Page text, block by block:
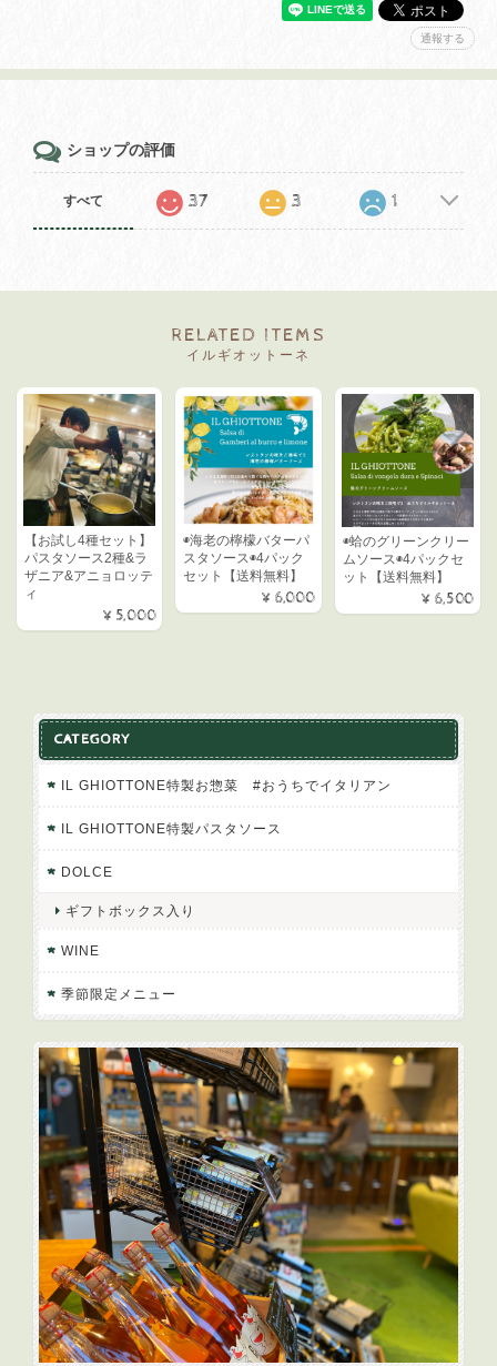
通報する
ショップの評価
すべて 37 3 1
RELATED ITEMS
イルギオットーネ
【お試し4種セット】
パスタソース2種&ラ
ザニア&アニョロッテ
ィ
¥5,000
◉海老の檸檬バターパ
スタソース◉4パック
セット【送料無料】
¥6,000
◉蛤のグリーンクリー
ムソース◉4パックセ
ット【送料無料】
¥6,500
CATEGORY
IL GHIOTTONE特製お惣菜 #おうちでイタリアン
IL GHIOTTONE特製パスタソース
DOLCE
ギフトボックス入り
WINE
季節限定メニュー